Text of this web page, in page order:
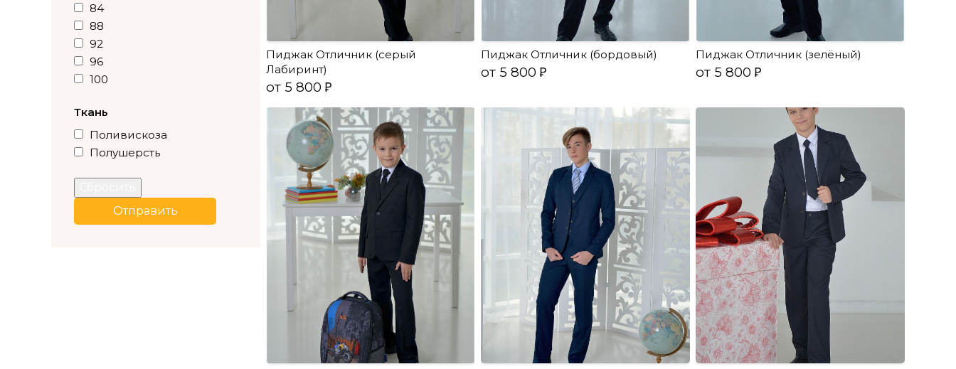
84
88
92
96
100
Ткань
Поливискоза
Полушерсть
Отправить
Пиджак Отличник (серый
Лабиринт)
от 5 800
Пиджак Отличник (бордовый)
от 5 800
Пиджак Отличник (зелёный)
от 5 800